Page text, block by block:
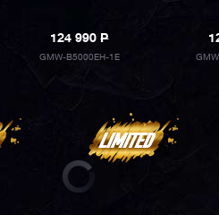
124 990P
GMW-B5000EH-1E